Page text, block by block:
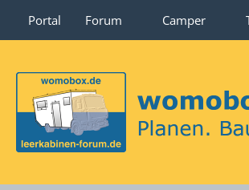
Portal Forum Camper